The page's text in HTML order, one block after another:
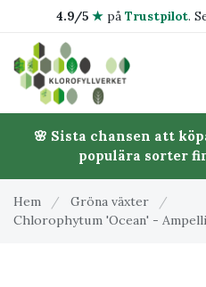
4.9/5 ★på Trustpilot.
🌸 Sista chansen att
populära sorter
Hem / Gröna växter
/
Chlorophytum 'Ocean' -